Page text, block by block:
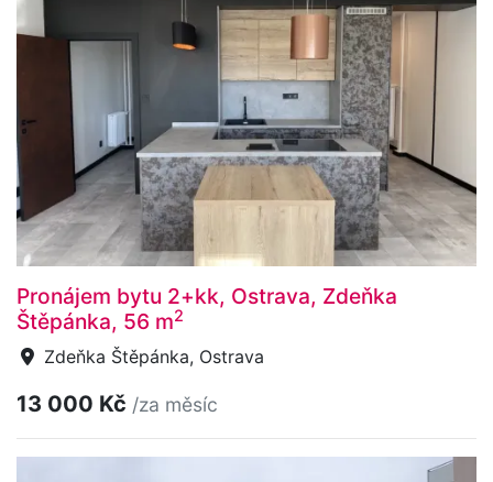
Pronájem bytu 2+kk, Ostrava, Zdeňka
Štěpánka, 56 m2
Zdeňka Štěpánka, Ostrava
13 000 Kč /za měsíc